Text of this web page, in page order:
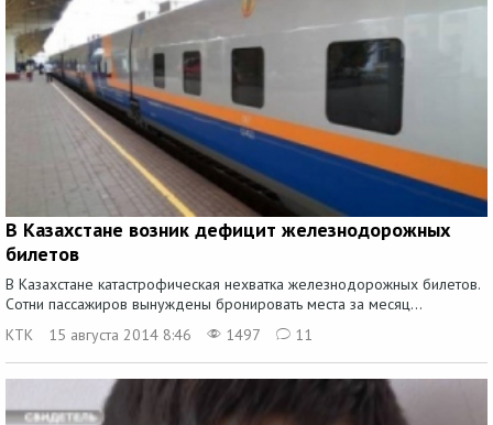
В Казахстане возник дефицит железнодорожных
билетов
В Казахстане катастрофическая нехватка железнодорожных билетов.
Сотни пассажиров вынуждены бронировать места за месяц...
КТК
15 августа 2014 8:46 1497 11